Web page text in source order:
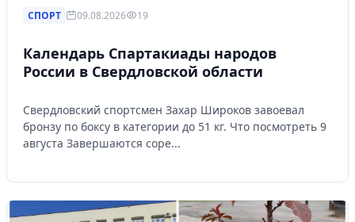
СПОРТ 09.08.2026 19
Календарь Спартакиады народов
России в Свердловской области
Свердловский спортсмен Захар Широков завоевал
бронзу по боксу в категории до 51 кг. Что посмотреть 9
августа Завершаются соре...